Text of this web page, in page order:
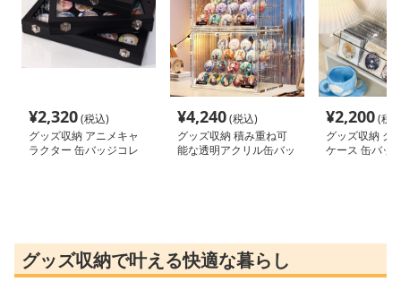
¥2,320(税込)
グッズ収納 アニメキャ
ラクター 缶バッジコレ
¥4,240(税込)
グッズ収納 積み重ね可
能な透明アクリル缶バッ
¥2,200(税
グッズ収納 ク
ケース 缶バッ
グッズ収納で叶える快適な暮らし